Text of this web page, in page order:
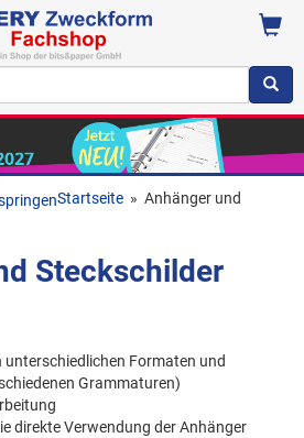
Startseite » Anhänger und
Steckschilder
unterschiedlichen Formaten und
Grammaturen)
direkte Verwendung der Anhänger